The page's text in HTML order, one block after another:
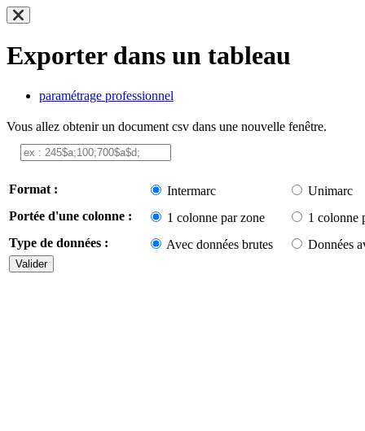
Exporter dans un tableau
paramétrage professionnel
Vous allez obtenir un document csv dans une nouvelle fenêtre.
Format : Intermarc
Unimarc
Portée d'une colonne :
1 colonne par zone
1 colonne
Type de données :
Avec données brutes Données